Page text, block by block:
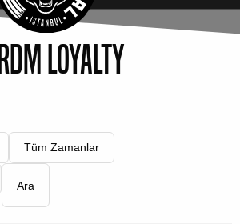
RDM Loyalty
Tüm Zamanlar
Ara